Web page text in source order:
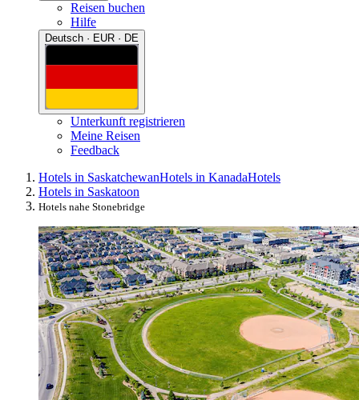
Reisen buchen
Hilfe
Deutsch · EUR · DE
Unterkunft registrieren
Meine Reisen
Feedback
Hotels in SaskatchewanHotels in KanadaHotels
Hotels in Saskatoon
Hotels nahe Stonebridge